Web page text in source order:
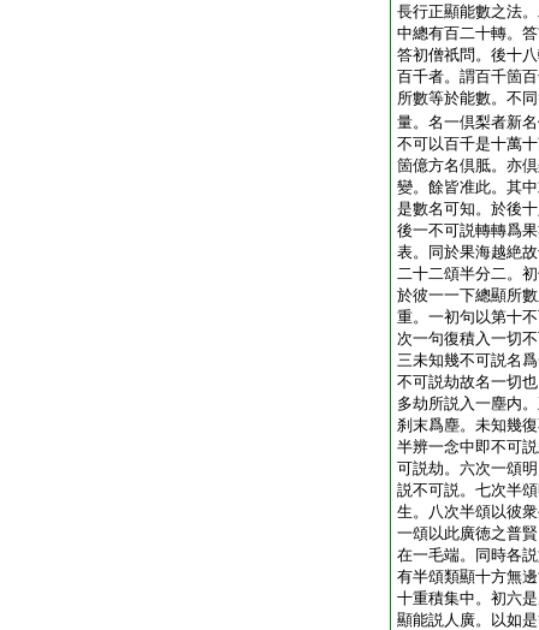
長行正顯能數之法
中總有百二十轉。
答初僧祇問。後十
百千者。謂百千箇
所數等於能數。不
量。名一倶梨者新
不可以百千是十萬
箇億方名倶胝。亦
變。餘皆准此。其
是數名可知。於後
後一不可説轉轉爲
表。同於果海越絶
二十二頌半分二。
於彼一一下總顯所
重。一初句以第十
次一句復積入一切
三未知幾不可説名
不可説劫故名一切
多劫所説入一塵内
刹末爲塵。未知幾
半辨一念中即不可
可説劫。六次一頌
説不可説。七次半
生。八次半頌以彼
一頌以此廣徳之普
在一毛端。同時各
有半頌類顯十方無
十重積集中。初六
顯能説人廣。以如